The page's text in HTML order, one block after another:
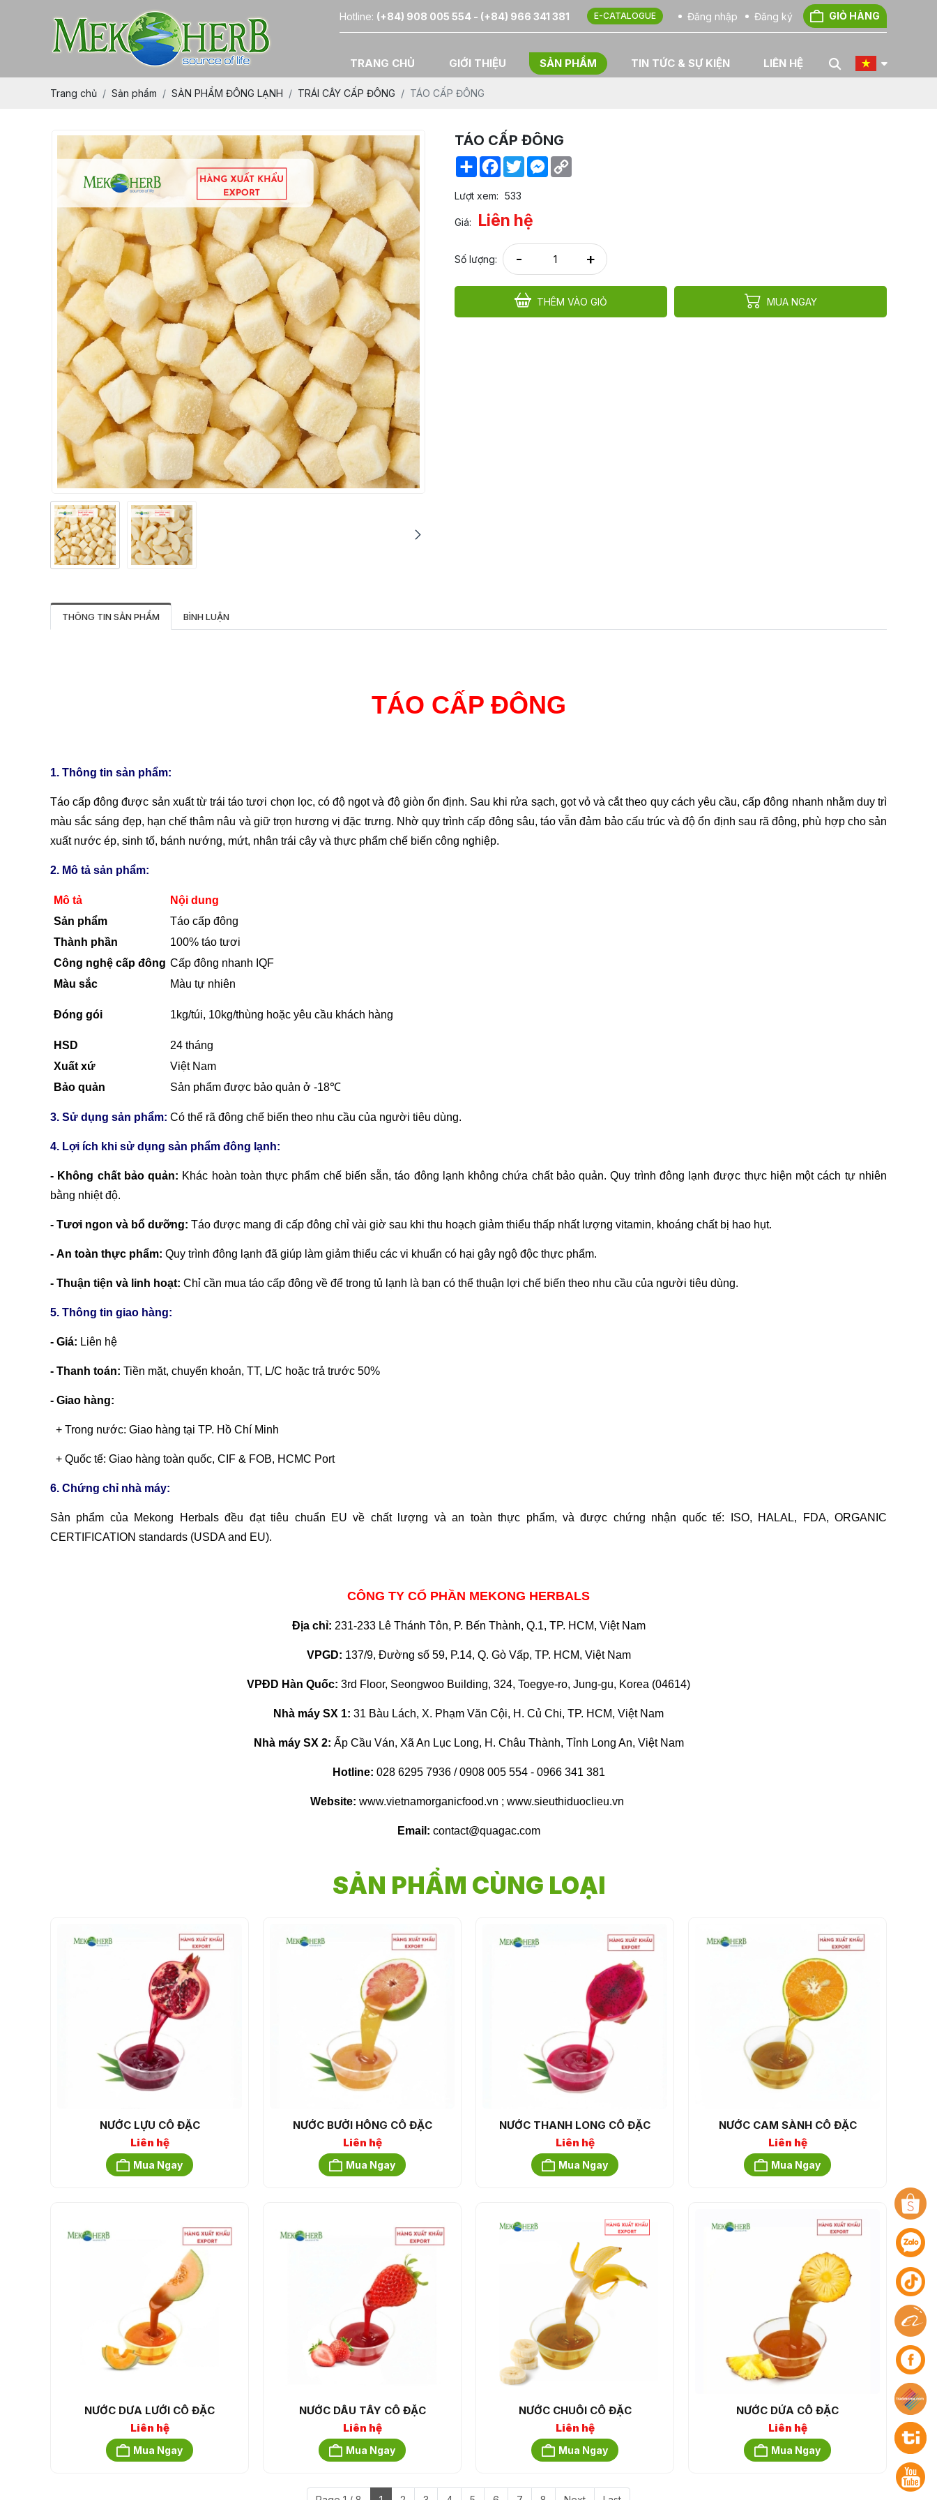
Hotline: (+84) 908 005 554 - (+84) 966 341 381 E-CATALOGUE Đăng nhập Đăng ký GIỎ HÀNG
TRANG CHỦ GIỚI THIỆU SẢN PHẨM TIN TỨC & SỰ KIỆN LIÊN HỆ
Trang chủ Sản phẩm SẢN PHẨM ĐÔNG LẠNH TRÁI CÂY CẤP ĐÔNG TÁO CẤP ĐÔNG
TÁO CẤP ĐÔNG
ShareFacebook
TwitterMessenger
Lượt xem: 533
Giá: Liên hệ
Số lượng: - +
THÊM VÀO GIỎ MUA NGAY
THÔNG TIN SẢN PHẨM BÌNH LUẬN
TÁO CẤP ĐÔNG
1. Thông tin sản phẩm:
Táo cấp đông được sản xuất từ trái táo tươi chọn lọc, có độ ngọt và độ giòn ổn định. Sau khi rửa sạch, gọt vỏ và cắt theo quy cách yêu cầu, cấp đông nhanh nhằm duy trì
màu sắc sáng đẹp, hạn chế thâm nâu và giữ trọn hương vị đặc trưng. Nhờ quy trình cấp đông sâu, táo vẫn đảm bảo cấu trúc và độ ổn định sau rã đông, phù hợp cho sản
xuất nước ép, sinh tố, bánh nướng, mứt, nhân trái cây và thực phẩm chế biến công nghiệp.
2. Mô tả sản phẩm:
Mô tả
Nội dung
Sản phẩm
Táo cấp đông
Thành phần
100% táo tươi
Công nghệ cấp đông Cấp đông nhanh IQF
Màu sắc
Màu tự nhiên
Đóng gói 1kg/túi, 10kg/thùng hoặc yêu cầu khách hàng
HSD
24 tháng
Xuất xứ
Việt Nam
Bảo quản
Sản phẩm được bảo quản ở -18℃
3. Sử dụng sản phẩm: Có thể rã đông chế biến theo nhu cầu của người tiêu dùng.
4. Lợi ích khi sử dụng sản phẩm đông lạnh:
- Không chất bảo quản: Khác hoàn toàn thực phẩm chế biến sẵn, táo đông lạnh không chứa chất bảo quản. Quy trình đông lạnh được thực hiện một cách tự nhiên
bằng nhiệt độ.
- Tươi ngon và bổ dưỡng: Táo được mang đi cấp đông chỉ vài giờ sau khi thu hoạch giảm thiểu thấp nhất lượng vitamin, khoáng chất bị hao hụt.
- An toàn thực phẩm: Quy trình đông lạnh đã giúp làm giảm thiểu các vi khuẩn có hại gây ngộ độc thực phẩm.
- Thuận tiện và linh hoạt: Chỉ cần mua táo cấp đông về để trong tủ lạnh là bạn có thể thuận lợi chế biến theo nhu cầu của người tiêu dùng.
5. Thông tin giao hàng:
- Giá: Liên hệ
- Thanh toán: Tiền mặt, chuyển khoản, TT, L/C hoặc trả trước 50%
- Giao hàng:
+ Trong nước: Giao hàng tại TP. Hồ Chí Minh
+ Quốc tế: Giao hàng toàn quốc, CIF & FOB, HCMC Port
6. Chứng chỉ nhà máy:
Sản phẩm của Mekong Herbals đều đạt tiêu chuẩn EU về chất lượng và an toàn thực phẩm, và được chứng nhận quốc tế: ISO, HALAL, FDA, ORGANIC
CERTIFICATION standards (USDA and EU).
CÔNG TY CỔ PHẦN MEKONG HERBALS
Địa chỉ: 231-233 Lê Thánh Tôn, P. Bến Thành, Q.1, TP. HCM, Việt Nam
VPGD: 137/9, Đường số 59, P.14, Q. Gò Vấp, TP. HCM, Việt Nam
VPĐD Hàn Quốc: 3rd Floor, Seongwoo Building, 324, Toegye-ro, Jung-gu, Korea (04614)
Nhà máy SX 1: 31 Bàu Lách, X. Phạm Văn Cội, H. Củ Chi, TP. HCM, Việt Nam
Nhà máy SX 2: Ấp Cầu Ván, Xã An Lục Long, H. Châu Thành, Tỉnh Long An, Việt Nam
Hotline: 028 6295 7936 / 0908 005 554 - 0966 341 381
Website: www.vietnamorganicfood.vn ; www.sieuthiduoclieu.vn
Email: contact@quagac.com
SẢN PHẨM CÙNG LOẠI
NƯỚC LỰU CÔ ĐẶC
Liên hệ
Mua Ngay
NƯỚC BƯỞI HỒNG CÔ ĐẶC
Liên hệ
Mua Ngay
NƯỚC THANH LONG CÔ ĐẶC
Liên hệ
Mua Ngay
NƯỚC CAM SÀNH CÔ ĐẶC
Liên hệ
Mua Ngay
NƯỚC DƯA LƯỚI CÔ ĐẶC
Liên hệ
Mua Ngay
NƯỚC DÂU TÂY CÔ ĐẶC
Liên hệ
Mua Ngay
NƯỚC CHUỐI CÔ ĐẶC
Liên hệ
Mua Ngay
NƯỚC DỨA CÔ ĐẶC
Liên hệ
Mua Ngay